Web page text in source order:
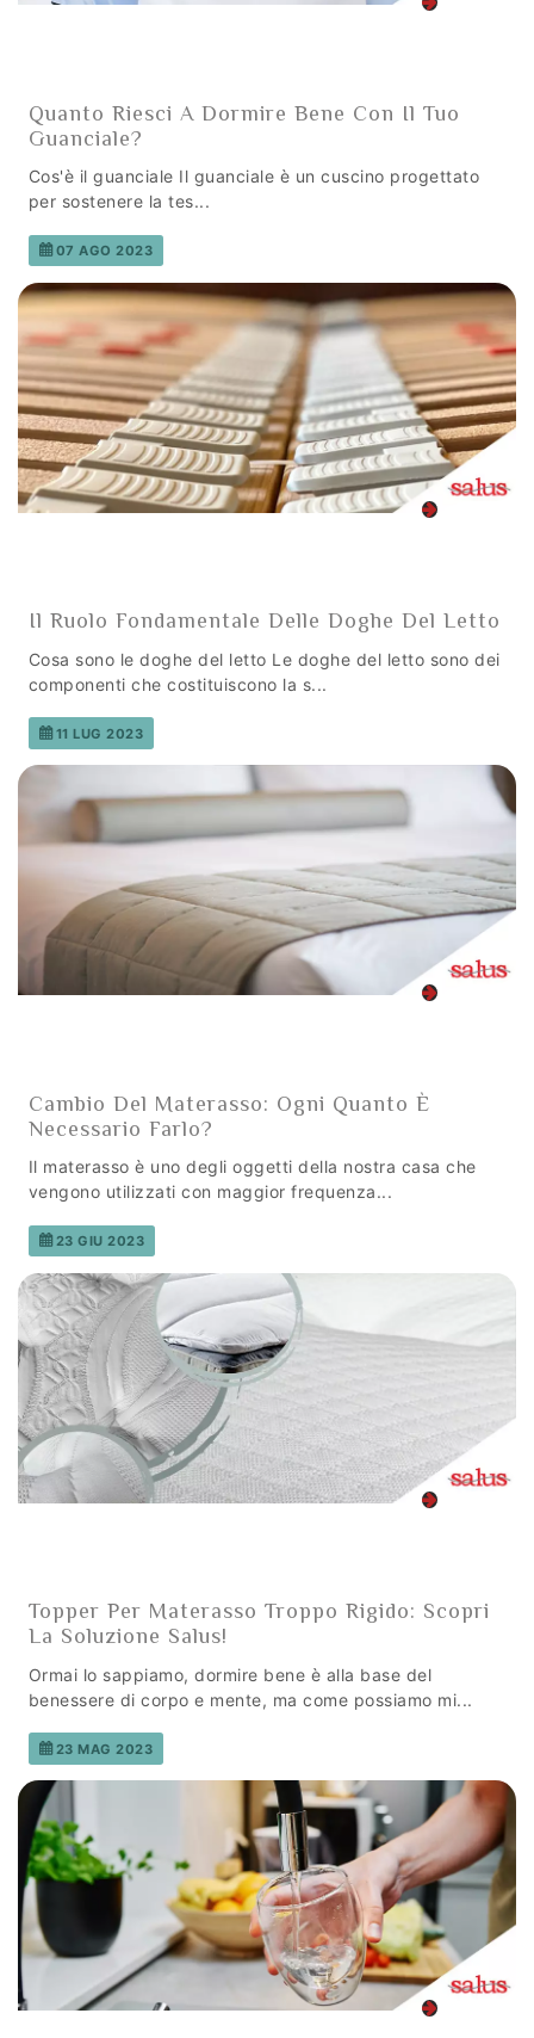
Quanto Riesci A Dormire Bene Con Il Tuo
Guanciale?
Cos'è il guanciale Il guanciale è un cuscino progettato
per sostenere la tes...
07 AGO 2023
Il Ruolo Fondamentale Delle Doghe Del Letto
Cosa sono le doghe del letto Le doghe del letto sono dei
componenti che costituiscono la s...
11 LUG 2023
Cambio Del Materasso: Ogni Quanto È
Necessario Farlo?
Il materasso è uno degli oggetti della nostra casa che
vengono utilizzati con maggior frequenza...
23 GIU 2023
Topper Per Materasso Troppo Rigido: Scopri
La Soluzione Salus!
Ormai lo sappiamo, dormire bene è alla base del
benessere di corpo e mente, ma come possiamo mi...
23 MAG 2023